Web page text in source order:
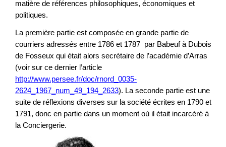
matière de références philosophiques, économiques et
politiques.
La première partie est composée en grande partie de
courriers adressés entre 1786 et 1787 par Babeuf à Dubois
de Fosseux qui était alors secrétaire de l’académie d’Arras
(voir sur ce dernier l’article
http://www.persee.fr/doc/rnord_0035-
2624_1967_num_49_194_2633). La seconde partie est une
suite de réflexions diverses sur la société écrites en 1790 et
1791, donc en partie dans un moment où il était incarcéré à
la Conciergerie.